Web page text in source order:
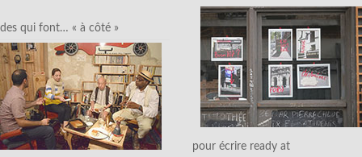
des qui font… « à côté »
pour écrire ready at